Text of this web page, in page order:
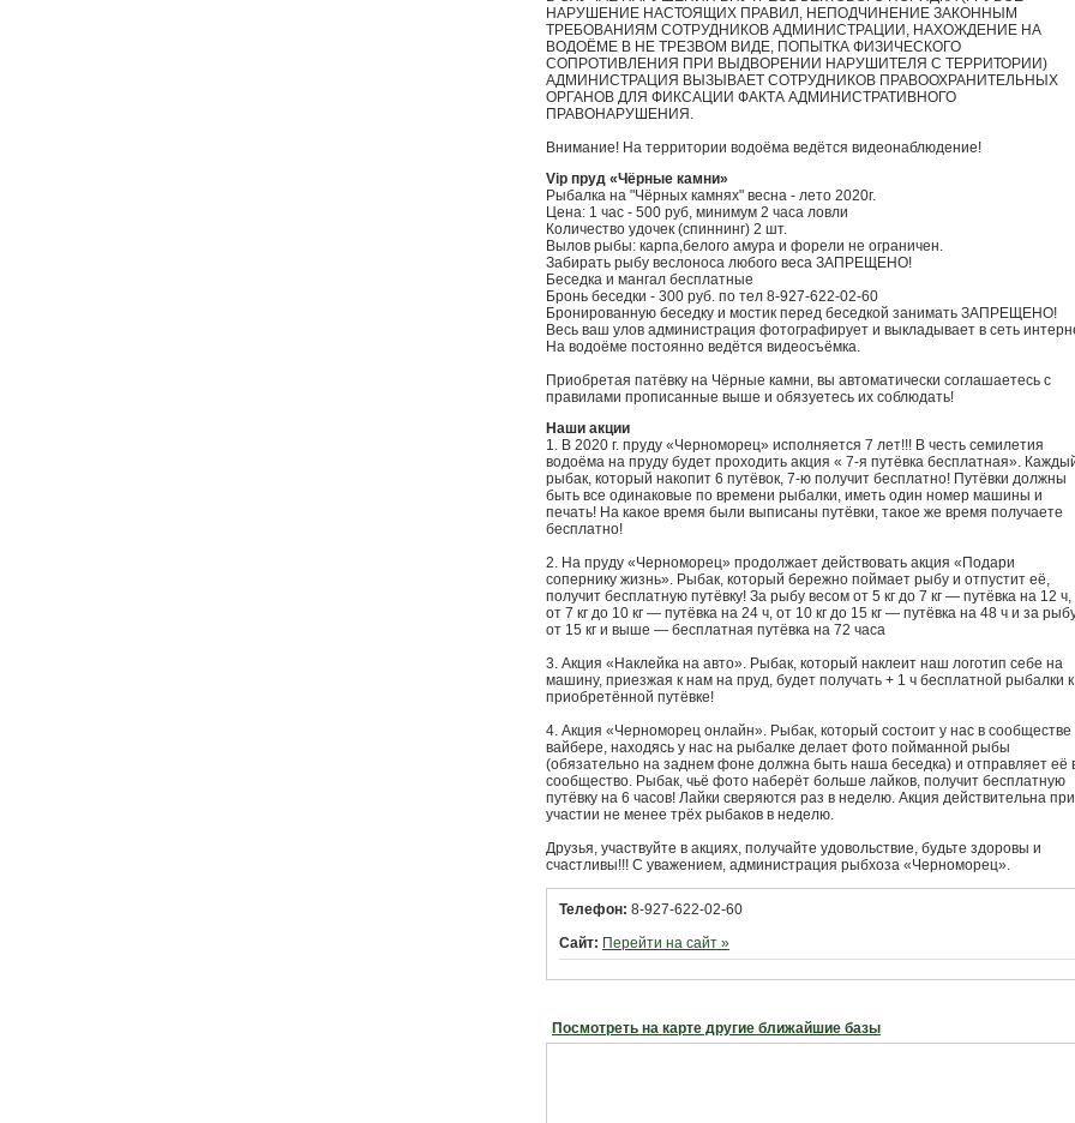
НАРУШЕНИЕ НАСТОЯЩИХ ПРАВИЛ, НЕПОДЧИНЕНИЕ ЗАКОННЫМ
ТРЕБОВАНИЯМ СОТРУДНИКОВ АДМИНИСТРАЦИИ, НАХОЖДЕНИЕ НА
ВОДОЁМЕ В НЕ ТРЕЗВОМ ВИДЕ, ПОПЫТКА ФИЗИЧЕСКОГО
СОПРОТИВЛЕНИЯ ПРИ ВЫДВОРЕНИИ НАРУШИТЕЛЯ С ТЕРРИТОРИИ)
АДМИНИСТРАЦИЯ ВЫЗЫВАЕТ СОТРУДНИКОВ ПРАВООХРАНИТЕЛЬНЫХ
ОРГАНОВ ДЛЯ ФИКСАЦИИ ФАКТА АДМИНИСТРАТИВНОГО
ПРАВОНАРУШЕНИЯ.
Внимание! На территории водоёма ведётся видеонаблюдение!
Vip пруд «Чёрные камни»
Рыбалка на "Чёрных камнях" весна - лето 2020г.
Цена: 1 час - 500 руб, минимум 2 часа ловли
Количество удочек (спиннинг) 2 шт.
Вылов рыбы: карпа,белого амура и форели не ограничен.
Забирать рыбу веслоноса любого веса ЗАПРЕЩЕНО!
Беседка и мангал бесплатные
Бронь беседки - 300 руб. по тел 8-927-622-02-60
Бронированную беседку и мостик перед беседкой занимать ЗАПРЕЩЕНО!
Весь ваш улов администрация фотографирует и выкладывает в сеть
На водоёме постоянно ведётся видеосъёмка.
Приобретая патёвку на Чёрные камни, вы автоматически соглашаетесь с
правилами прописанные выше и обязуетесь их соблюдать!
Наши акции
1. В 2020 г. пруду «Черноморец» исполняется 7 лет!!! В честь семилетия
водоёма на пруду будет проходить акция « 7-я путёвка бесплатная».
рыбак, который накопит 6 путёвок, 7-ю получит бесплатно! Путёвки должны
быть все одинаковые по времени рыбалки, иметь один номер машины и
печать! На какое время были выписаны путёвки, такое же время получаете
бесплатно!
2. На пруду «Черноморец» продолжает действовать акция «Подари
сопернику жизнь». Рыбак, который бережно поймает рыбу и отпустит её,
получит бесплатную путёвку! За рыбу весом от 5 кг до 7 кг — путёвка на 12 ч,
от 7 кг до 10 кг — путёвка на 24 ч, от 10 кг до 15 кг — путёвка на 48 ч и за
от 15 кг и выше — бесплатная путёвка на 72 часа
3. Акция «Наклейка на авто». Рыбак, который наклеит наш логотип себе на
машину, приезжая к нам на пруд, будет получать + 1 ч бесплатной рыбалки к
приобретённой путёвке!
4. Акция «Черноморец онлайн». Рыбак, который состоит у нас в сообществе
вайбере, находясь у нас на рыбалке делает фото пойманной рыбы
(обязательно на заднем фоне должна быть наша беседка) и отправляет её
сообщество. Рыбак, чьё фото наберёт больше лайков, получит бесплатную
путёвку на 6 часов! Лайки сверяются раз в неделю. Акция действительна при
участии не менее трёх рыбаков в неделю.
Друзья, участвуйте в акциях, получайте удовольствие, будьте здоровы и
счастливы!!! С уважением, администрация рыбхоза «Черноморец».
Телефон: 8-927-622-02-60
Сайт: Перейти на сайт »
Посмотреть на карте другие ближайшие базы